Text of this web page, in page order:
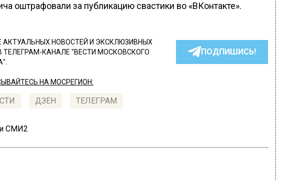
оштрафовали за публикацию свастики во «ВКонтакте».
АКТУАЛЬНЫХ НОВОСТЕЙ И ЭКСКЛЮЗИВНЫХ
ТЕЛЕГРАМ-КАНАЛЕ "ВЕСТИ МОСКОВСКОГО
ПОДПИШИСЬ!
НА МОСРЕГИОН:
ДЗЕН ТЕЛЕГРАМ
СМИ2